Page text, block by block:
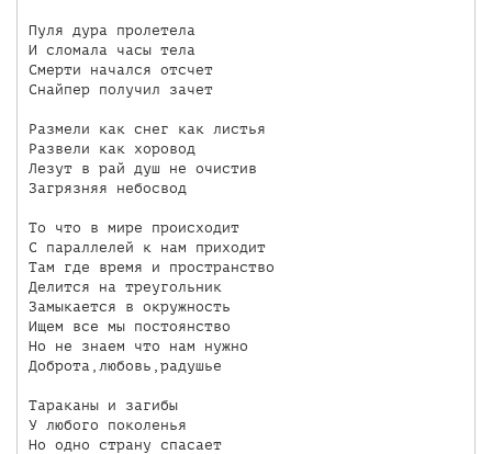
Пуля дура пролетела
И сломала часы тела
Смерти начался отсчет
Снайпер получил зачет
Размели как снег как листья
Развели как хоровод
Лезут в рай душ не очистив
Загрязняя небосвод
То что в мире происходит
С параллелей к нам приходит
Там где время и пространство
Делится на треугольник
Замыкается в окружность
Ищем все мы постоянство
Но не знаем что нам нужно
Доброта,любовь,радушье
Тараканы и загибы
У любого поколенья
Но одно страну спасает